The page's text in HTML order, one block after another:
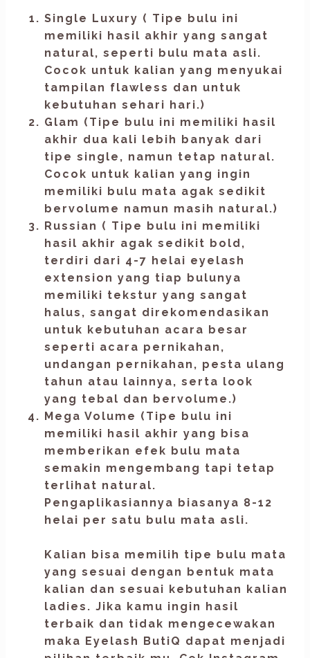
Single Luxury ( Tipe bulu ini
memiliki hasil akhir yang sangat
natural, seperti bulu mata asli.
Cocok untuk kalian yang menyukai
tampilan flawless dan untuk
kebutuhan sehari hari.)
Glam (Tipe bulu ini memiliki hasil
akhir dua kali lebih banyak dari
tipe single, namun tetap natural.
Cocok untuk kalian yang ingin
memiliki bulu mata agak sedikit
bervolume namun masih natural.)
Russian ( Tipe bulu ini memiliki
hasil akhir agak sedikit bold,
terdiri dari 4-7 helai eyelash
extension yang tiap bulunya
memiliki tekstur yang sangat
halus, sangat direkomendasikan
untuk kebutuhan acara besar
seperti acara pernikahan,
undangan pernikahan, pesta ulang
tahun atau lainnya, serta look
yang tebal dan bervolume.)
Mega Volume (Tipe bulu ini
memiliki hasil akhir yang bisa
memberikan efek bulu mata
semakin mengembang tapi tetap
terlihat natural.
Pengaplikasiannya biasanya 8-12
helai per satu bulu mata asli.
Kalian bisa memilih tipe bulu mata
yang sesuai dengan bentuk mata
kalian dan sesuai kebutuhan kalian
ladies. Jika kamu ingin hasil
terbaik dan tidak mengecewakan
maka Eyelash ButiQ dapat menjadi